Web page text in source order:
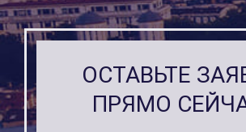
ОСТАВЬТЕ
ПРЯМО